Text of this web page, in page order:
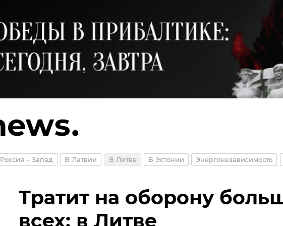
Россия – Запад В Латвии В Литве В Эстонии Энергонезависимость
Тратит на оборону
всех: в Литве